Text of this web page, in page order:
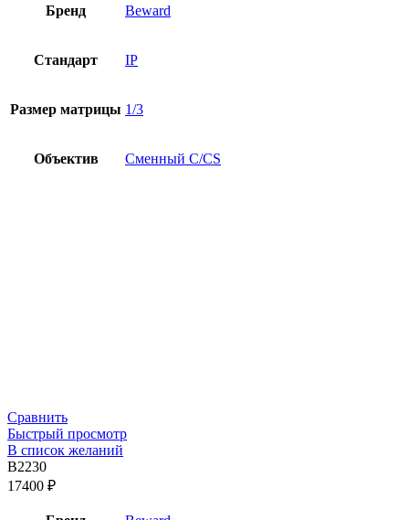
Бренд Beward
Стандарт IP
Размер матрицы 1/3
Объектив Сменный C/CS
Сравнить
Быстрый просмотр
В список желаний
B2230
17400 ₽